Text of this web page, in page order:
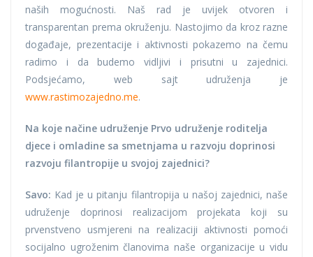
naših mogućnosti. Naš rad je uvijek otvoren i
transparentan prema okruženju. Nastojimo da kroz razne
događaje, prezentacije i aktivnosti pokazemo na čemu
radimo i da budemo vidljivi i prisutni u zajednici.
Podsjećamo, web sajt udruženja je
www.rastimozajedno.me.
Na koje načine udruženje Prvo udruženje roditelja
djece i omladine sa smetnjama u razvoju doprinosi
razvoju filantropije u svojoj zajednici?
Savo: Kad je u pitanju filantropija u našoj zajednici, naše
udruženje doprinosi realizacijom projekata koji su
prvenstveno usmjereni na realizaciji aktivnosti pomoći
socijalno ugroženim članovima naše organizacije u vidu